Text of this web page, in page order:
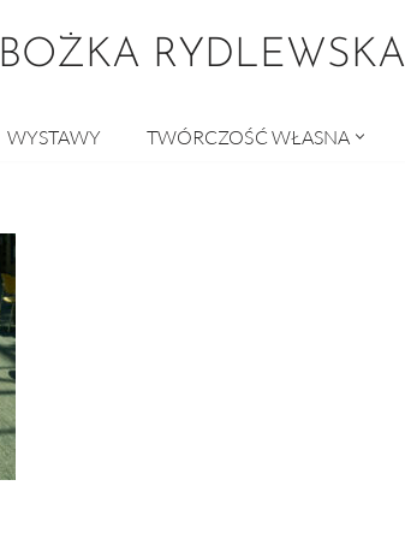
BOŻKA RYDLEWSKA
WYSTAWY TWÓRCZOŚĆ WŁASNA